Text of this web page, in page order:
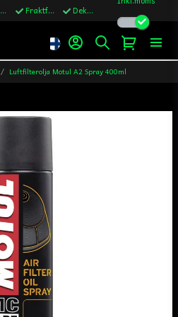
Fraktfritt över 1200kr till Sverige Dekaler ingår i alla ordrar
Luftfilterolja Motul A2 Spray 400ml